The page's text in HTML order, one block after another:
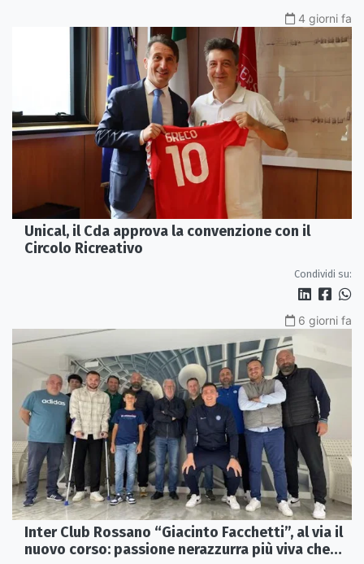
4 giorni fa
Unical, il Cda approva la convenzione con il
Circolo Ricreativo
Condividi su:
6 giorni fa
Inter Club Rossano “Giacinto Facchetti”, al via il
nuovo corso: passione nerazzurra più viva che